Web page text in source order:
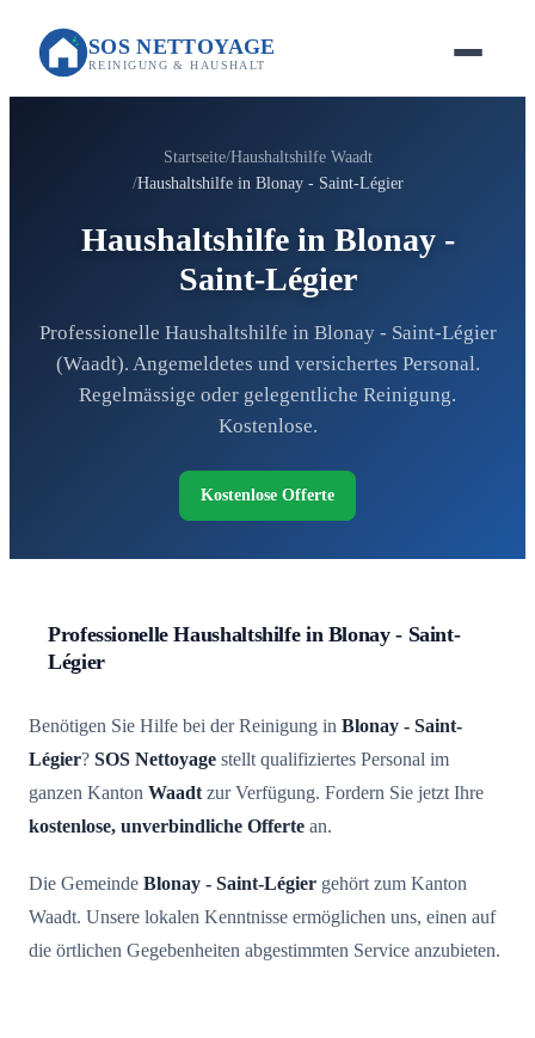
SOS NETTOYAGE
REINIGUNG & HAUSHALT
Startseite Haushaltshilfe Waadt
Haushaltshilfe in Blonay - Saint-Légier
Haushaltshilfe in Blonay -
Saint-Légier
Professionelle Haushaltshilfe in Blonay - Saint-Légier
(Waadt). Angemeldetes und versichertes Personal.
Regelmässige oder gelegentliche Reinigung.
Kostenlose.
Kostenlose Offerte
Professionelle Haushaltshilfe in Blonay - Saint-
Légier
Benötigen Sie Hilfe bei der Reinigung in Blonay - Saint-
Légier? SOS Nettoyage stellt qualifiziertes Personal im
ganzen Kanton Waadtzur Verfügung. Fordern Sie jetzt Ihre
kostenlose, unverbindliche Offerte an.
Die Gemeinde Blonay - Saint-Légier gehört zum Kanton
Waadt. Unsere lokalen Kenntnisse ermöglichen uns, einen auf
die örtlichen Gegebenheiten abgestimmten Service anzubieten.